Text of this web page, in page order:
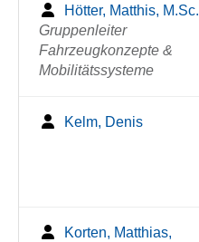
Hötter, Matthis, M.Sc.
Gruppenleiter
Fahrzeugkonzepte &
Mobilitätssysteme
Kelm, Denis
Korten, Matthias,